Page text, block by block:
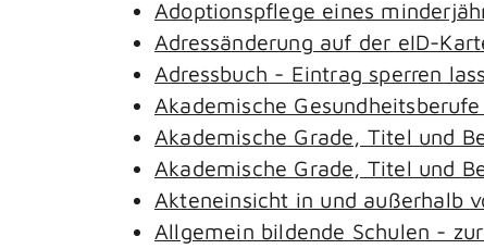
Adoptionspflege eines
Adressänderung auf der eID-
Adressbuch - Eintrag sperren
Akademische
Akademische Grade, Titel und
Akademische Grade, Titel und
Akteneinsicht in und außerhalb
Allgemein bildende Schulen -